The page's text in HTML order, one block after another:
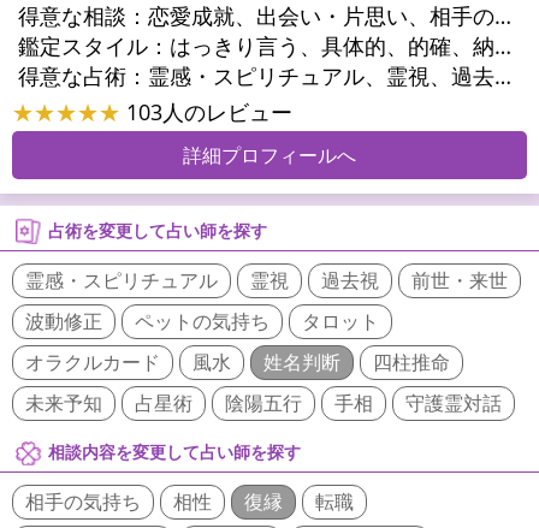
得意な相談：
恋愛成就、出会い・片思い、相手の気持ち、相性、縁結び、結婚、男心・女心、二人の今後、複雑な恋愛、三角関係、略奪愛、浮気、不倫、復活愛、復縁、離婚、同性愛・LGBT、人間関係、職場の人間関係、対人関係、仕事運、適職、天職、転職、進路、就職、人生全般、使命、経営相談、人事、開業、夢、目標、ビジネスチャンス、ビジネスパートナー、パワーハラスメント、セクシャルハラスメント、家族関係、夫婦関係、家庭問題、夫婦問題、親族問題、育児・子育て、シングルマザー、ドメスティックバイオレンス、相続関係、精神問題、心の問題、うつ、トラウマ、ストレス、いじめ、人生相談、霊的問題、魂の本質、前世、ペットの気持ち、パワーストーン選択、引越し・転居、方位、健康運、金運、金銭トラブル、ご近所問題、縁切り
鑑定スタイル：
はっきり言う、具体的、的確、納得感、情報量が多い、友達のように相談できる、聞き上手、とても話しやすい、じっくり聞いてくれる、愛にあふれ温かい、深く濃厚、勇気をくれる、前向き・元気になれる、実力派
得意な占術：
霊感・スピリチュアル、霊視、過去視、未来予知、前世・来世、波動修正、オーラ、エネルギー調整、ソウルメイト、チャネリング、ペットの気持ち、タロット、オラクルカード、風水、姓名判断、九星気学、四柱推命、占星術、数秘術、カラー診断、易学、祈祷、祈願、縁結び、縁切り、ダウジング、ルーン、パワーストーン、カウンセリング、オリジナル占術、ルノルマンカード
★★★★★ 103人のレビュー
詳細プロフィールへ
占術を変更して占い師を探す
霊感・スピリチュアル 霊視 過去視
前世・来世
波動修正
ペットの気持ち
タロット
オラクルカード
風水 姓名判断
四柱推命
未来予知
占星術 陰陽五行 手相 守護霊対話
相談内容を変更して占い師を探す
相手の気持ち 相性 復縁
転職